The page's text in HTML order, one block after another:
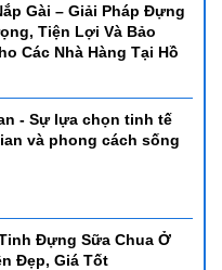
Gài – Giải Pháp Đựng
Tiện Lợi Và Bảo
Các Nhà Hàng Tại Hồ
- Sự lựa chọn tinh tế
và phong cách sống
Đựng Sữa Chua Ở
Đẹp, Giá Tốt